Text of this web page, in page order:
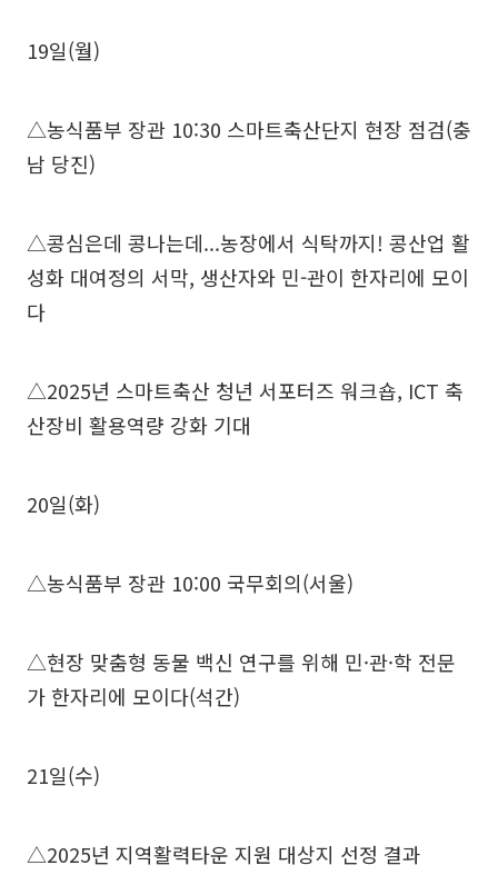
19일(월)
△농식품부 장관 10:30 스마트축산단지 현장 점검(충
남 당진)
△콩심은데 콩나는데...농장에서 식탁까지! 콩산업 활
성화 대여정의 서막, 생산자와 민-관이 한자리에 모이
다
△2025년 스마트축산 청년 서포터즈 워크숍, ICT 축
산장비 활용역량 강화 기대
20일(화)
△농식품부 장관 10:00 국무회의(서울)
△현장 맞춤형 동물 백신 연구를 위해 민·관·학 전문
가 한자리에 모이다(석간)
21일(수)
△2025년 지역활력타운 지원 대상지 선정 결과